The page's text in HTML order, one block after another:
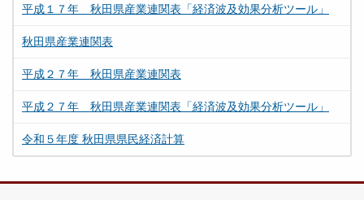
平成１７年 秋田県産業連関表「経済波及効果分析ツール」
秋田県産業連関表
平成２７年 秋田県産業連関表
平成２７年 秋田県産業連関表「経済波及効果分析ツール」
令和５年度 秋田県県民経済計算